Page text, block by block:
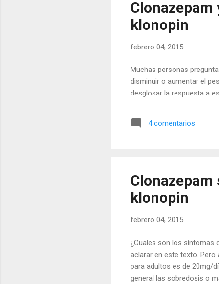
klonopin
febrero 04, 2015
Muchas personas
disminuir o aumentar el
desglosar la respuesta a
4 comentarios
klonopin
febrero 04, 2015
¿Cuales son los síntomas
aclarar en este texto. Pero
para adultos es de 20mg/
general las sobredosis o